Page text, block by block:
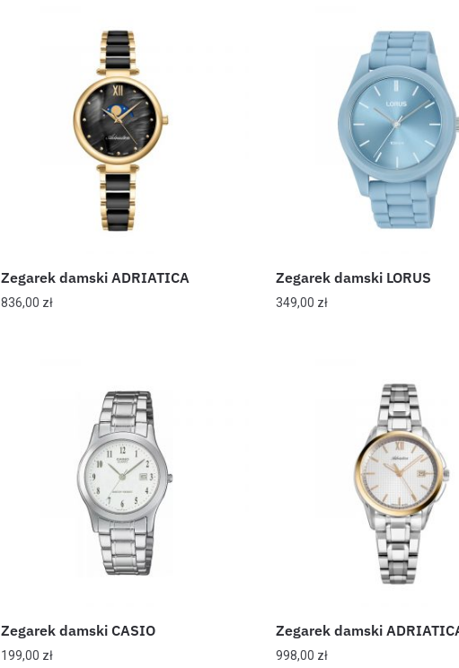
Zegarek damski ADRIATICA
836,00 zł
Zegarek damski LORUS
349,00 zł
Zegarek damski CASIO
199,00 zł
Zegarek damski
998,00 zł